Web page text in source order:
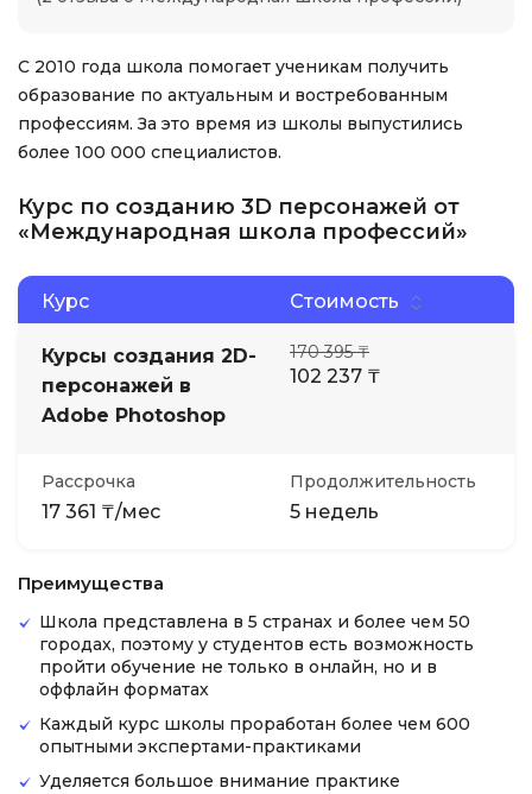
С 2010 года школа помогает ученикам получить
образование по актуальным и востребованным
профессиям. За это время из школы выпустились
более 100 000 специалистов.
Курс по созданию 3D персонажей от
«Международная школа профессий»
Курс Стоимость
Курсы создания 2D-
персонажей в
Adobe Photoshop
170 395 ₸
102 237 ₸
Рассрочка
17 361 ₸/мес
Продолжительность
5 недель
Преимущества
Школа представлена в 5 странах и более чем 50
городах, поэтому у студентов есть возможность
пройти обучение не только в онлайн, но и в
оффлайн форматах
Каждый курс школы проработан более чем 600
опытными экспертами-практиками
Уделяется большое внимание практике